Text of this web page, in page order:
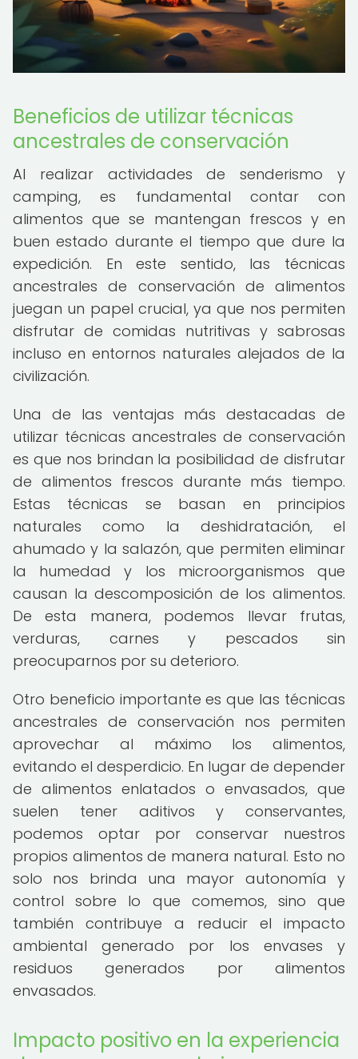
Beneficios de utilizar técnicas
ancestrales de conservación
Al realizar actividades de senderismo y
camping, es fundamental contar con
alimentos que se mantengan frescos y en
buen estado durante el tiempo que dure la
expedición. En este sentido, las técnicas
ancestrales de conservación de alimentos
juegan un papel crucial, ya que nos permiten
disfrutar de comidas nutritivas y sabrosas
incluso en entornos naturales alejados de la
civilización.
Una de las ventajas más destacadas de
utilizar técnicas ancestrales de conservación
es que nos brindan la posibilidad de disfrutar
de alimentos frescos durante más tiempo.
Estas técnicas se basan en principios
naturales como la deshidratación, el
ahumado y la salazón, que permiten eliminar
la humedad y los microorganismos que
causan la descomposición de los alimentos.
De esta manera, podemos llevar frutas,
verduras, carnes y pescados sin
preocuparnos por su deterioro.
Otro beneficio importante es que las técnicas
ancestrales de conservación nos permiten
aprovechar al máximo los alimentos,
evitando el desperdicio. En lugar de depender
de alimentos enlatados o envasados, que
suelen tener aditivos y conservantes,
podemos optar por conservar nuestros
propios alimentos de manera natural. Esto no
solo nos brinda una mayor autonomía y
control sobre lo que comemos, sino que
también contribuye a reducir el impacto
ambiental generado por los envases y
residuos generados por alimentos
envasados.
Impacto positivo en la experiencia